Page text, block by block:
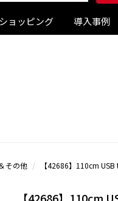
ショッピング 導入事例
その他 【42686】110cm